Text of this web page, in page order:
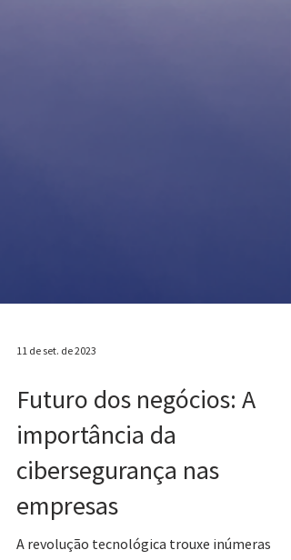
11 de set. de 2023
Futuro dos negócios: A
importância da
cibersegurança nas